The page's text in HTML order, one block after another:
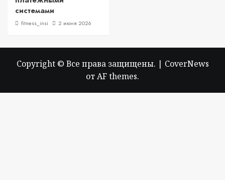
системами
fitness_insi 2 июня 2026
Copyright © Все права защищены. | CoverNews
от AF themes.